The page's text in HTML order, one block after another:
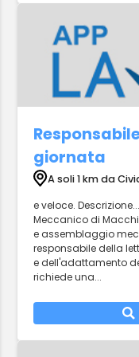
giornata
A soli 1 km da
e veloce.
Meccanico di
e assemblaggio
responsabile della
e dell'adattamento
richiede una...